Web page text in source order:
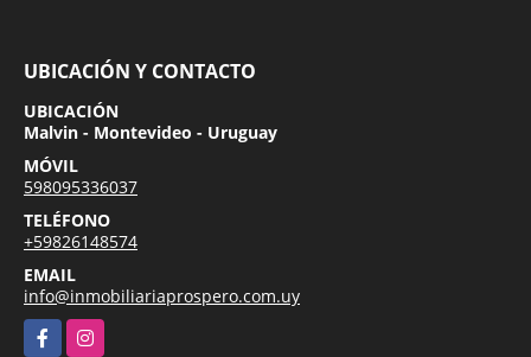
UBICACIÓN Y CONTACTO
UBICACIÓN
Malvin - Montevideo - Uruguay
MÓVIL
598095336037
TELÉFONO
+59826148574
EMAIL
info@inmobiliariaprospero.com.uy
FacebookInstagram